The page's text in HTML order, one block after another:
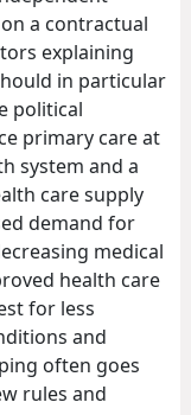
a contractual
explaining
in particular
political
primary care at
system and a
care supply
demand for
medical
health care
for less
and
often goes
rules and